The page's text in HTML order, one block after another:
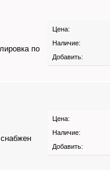
Цена:
Наличие:
Добавить:
по
Цена:
Наличие:
Добавить: